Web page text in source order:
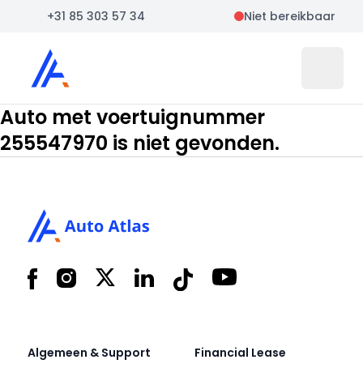
+31 85 303 57 34 Niet bereikbaar
Auto Atlas
Auto met voertuignummer
255547970 is niet gevonden.
FacebookInstagram
X LinkedInTiktok YouTube
Algemeen & Support Financial Lease